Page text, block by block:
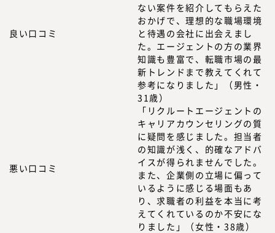
良い口コミ
ない案件を紹介してもらえた
おかげで、理想的な職場環境
と待遇の会社に出会えまし
た。エージェントの方の業界
知識も豊富で、転職市場の最
新トレンドまで教えてくれて
参考になりました」（男性・
31歳）
悪い口コミ
「リクルートエージェントの
キャリアカウンセリングの質
に疑問を感じました。担当者
の知識が浅く、的確なアドバ
イスが得られませんでした。
また、企業側の立場に偏って
いるように感じる場面もあ
り、求職者の利益を本当に考
えてくれているのか不安にな
りました」（女性・38歳）